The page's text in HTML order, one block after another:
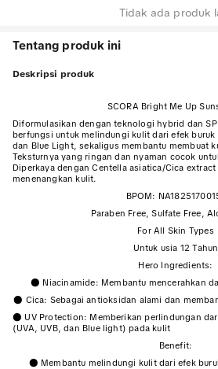
Tidak ada produk
Tentang produk ini
Deskripsi produk
SCORA Bright Me Up
Diformulasikan dengan teknologi hybrid dan
berfungsi untuk melindungi kulit dari efek buruk
dan Blue Light, sekaligus membantu membuat
Teksturnya yang ringan dan nyaman cocok
Diperkaya dengan Centella asiatica/Cica
menenangkan kulit.
BPOM:
Paraben Free, Sulfate Free,
For All Skin Types
Untuk usia 12 Tahun
Hero Ingredients:
● Niacinamide: Membantu mencerahkan
● Cica: Sebagai antioksidan alami dan
● UV Protection: Memberikan perlindungan
(UVA, UVB, dan Blue light) pada kulit
Benefit:
● Membantu melindungi kulit dari efek